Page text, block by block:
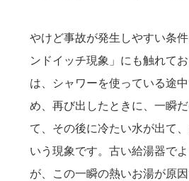
やけど事故が発生しやすい条
ンドイッチ現象」にも触れて
は、シャワーを使っている途
め、再び出したときに、一瞬
て、その後に冷たい水が出て
いう現象です。古い給湯器で
が、この一瞬の熱いお湯が原